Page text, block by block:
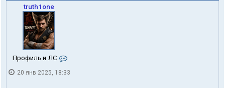
truth1one
Профиль и ЛС:
н
20 янв 2025, 18:33